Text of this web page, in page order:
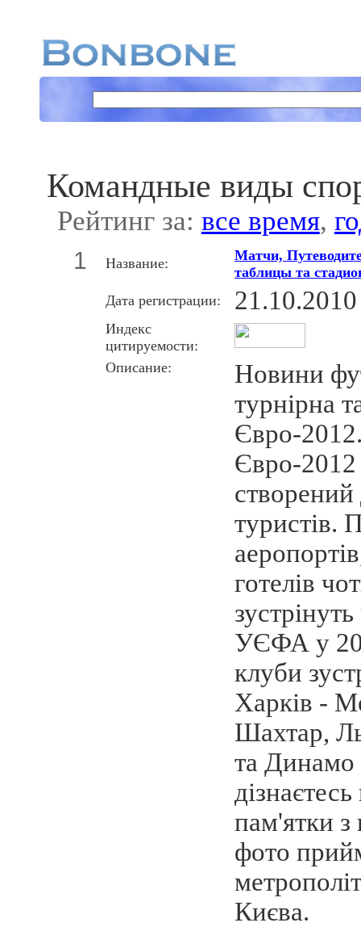
Командные виды
Рейтинг за: все время,
1 Название:
Матчи,
таблицы та
Дата регистрации:
21.10.2010
Индекс
цитируемости:
Описание:
Новини
турнiрна
Євро-
Євро-
туристiв.
готелiв
УЄФА у
клуби
Харкiв -
Шахтар,
та
пам'ятки з
фото
Києва.